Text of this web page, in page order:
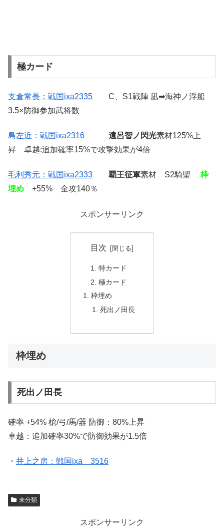
極カード
支倉常長：戦国ixa2335 C、S1戦陣 凪➡海神ノ浮船
3.5×防御参加武将数
島左近：戦国ixa2316 遠呂智ノ閃光素材125%上
昇 卓越:追加確率15%で攻撃効果が4倍
毛利秀元：戦国ixa2333 覇王征軍素材 S2騎聖 枠
埋め +55% 全攻140％
スポンサーリンク
目次
特カード
極カード
枠埋め
死出ノ田長
枠埋め
死出ノ田長
確率 +54% 槍/弓/馬/器 防御：80%上昇
卓越：追加確率30%で防御効果が1.5倍
・ 井上之房：戦国ixa 3516
未分類
スポンサーリンク